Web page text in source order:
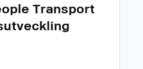
Transport